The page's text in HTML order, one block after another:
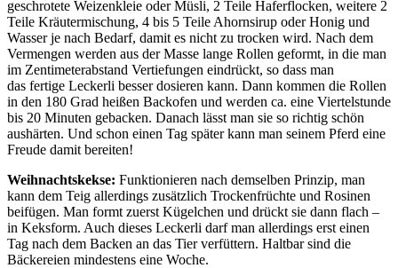
geschrotete Weizenkleie oder Müsli, 2 Teile Haferflocken, weitere 2
Teile Kräutermischung, 4 bis 5 Teile Ahornsirup oder Honig und
Wasser je nach Bedarf, damit es nicht zu trocken wird. Nach dem
Vermengen werden aus der Masse lange Rollen geformt, in die man
im Zentimeterabstand Vertiefungen eindrückt, so dass man
das fertige Leckerli besser dosieren kann. Dann kommen die Rollen
in den 180 Grad heißen Backofen und werden ca. eine Viertelstunde
bis 20 Minuten gebacken. Danach lässt man sie so richtig schön
aushärten. Und schon einen Tag später kann man seinem Pferd eine
Freude damit bereiten!
Weihnachtskekse: Funktionieren nach demselben Prinzip, man
kann dem Teig allerdings zusätzlich Trockenfrüchte und Rosinen
beifügen. Man formt zuerst Kügelchen und drückt sie dann flach –
in Keksform. Auch dieses Leckerli darf man allerdings erst einen
Tag nach dem Backen an das Tier verfüttern. Haltbar sind die
Bäckereien mindestens eine Woche.